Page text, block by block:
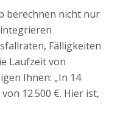
berechnen nicht nur
Fälligkeiten
Laufzeit von
Ihnen: „In 14
12.500 €. Hier ist,